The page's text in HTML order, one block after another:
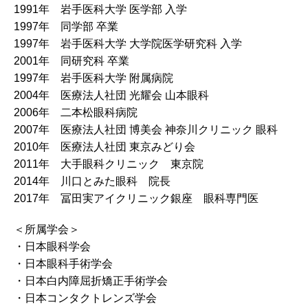
1991年 岩手医科大学 医学部 入学
1997年 同学部 卒業
1997年 岩手医科大学 大学院医学研究科 入学
2001年 同研究科 卒業
1997年 岩手医科大学 附属病院
2004年 医療法人社団 光耀会 山本眼科
2006年 二本松眼科病院
2007年 医療法人社団 博美会 神奈川クリニック 眼科
2010年 医療法人社団 東京みどり会
2011年 大手眼科クリニック 東京院
2014年 川口とみた眼科 院長
2017年 冨田実アイクリニック銀座 眼科専門医
＜所属学会＞
・日本眼科学会
・日本眼科手術学会
・日本白内障屈折矯正手術学会
・日本コンタクトレンズ学会